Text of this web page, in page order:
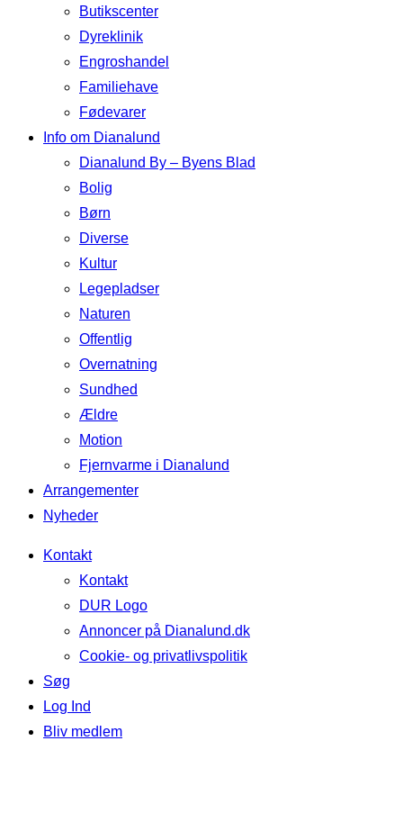
Butikscenter
Dyreklinik
Engroshandel
Familiehave
Fødevarer
Info om Dianalund
Dianalund By – Byens Blad
Bolig
Børn
Diverse
Kultur
Legepladser
Naturen
Offentlig
Overnatning
Sundhed
Ældre
Motion
Fjernvarme i Dianalund
Arrangementer
Nyheder
Kontakt
Kontakt
DUR Logo
Annoncer på Dianalund.dk
Cookie- og privatlivspolitik
Søg
Log Ind
Bliv medlem